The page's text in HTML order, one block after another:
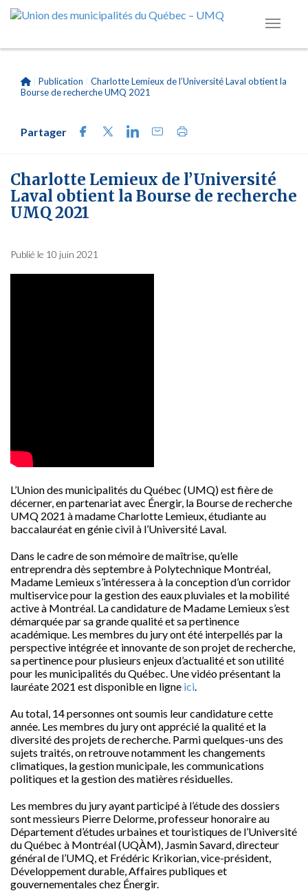
| Publication
Charlotte Lemieux de l’Université Laval obtient la
Bourse de recherche UMQ 2021
Partager
Charlotte Lemieux de l’Université
Laval obtient la Bourse de recherche
UMQ 2021
Publié le 10 juin 2021
L’Union des municipalités du Québec (UMQ) est fière de
décerner, en partenariat avec Énergir, la Bourse de recherche
UMQ 2021 à madame Charlotte Lemieux, étudiante au
baccalauréat en génie civil à l’Université Laval.
Dans le cadre de son mémoire de maîtrise, qu’elle
entreprendra dès septembre à Polytechnique Montréal,
Madame Lemieux s’intéressera à la conception d’un corridor
multiservice pour la gestion des eaux pluviales et la mobilité
active à Montréal. La candidature de Madame Lemieux s’est
démarquée par sa grande qualité et sa pertinence
académique. Les membres du jury ont été interpellés par la
perspective intégrée et innovante de son projet de recherche,
sa pertinence pour plusieurs enjeux d’actualité et son utilité
pour les municipalités du Québec. Une vidéo présentant la
lauréate 2021 est disponible en ligne ici.
Au total, 14 personnes ont soumis leur candidature cette
année. Les membres du jury ont apprécié la qualité et la
diversité des projets de recherche. Parmi quelques-uns des
sujets traités, on retrouve notamment les changements
climatiques, la gestion municipale, les communications
politiques et la gestion des matières résiduelles.
Les membres du jury ayant participé à l’étude des dossiers
sont messieurs Pierre Delorme, professeur honoraire au
Département d’études urbaines et touristiques de l’Université
du Québec à Montréal (UQÀM), Jasmin Savard, directeur
général de l’UMQ, et Frédéric Krikorian, vice-président,
Développement durable, Affaires publiques et
gouvernementales chez Énergir.